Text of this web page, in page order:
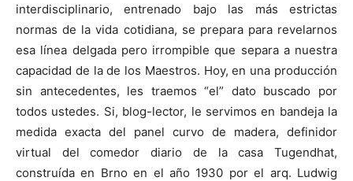
interdisciplinario, entrenado bajo las más estrictas
normas de la vida cotidiana, se prepara para revelarnos
esa línea delgada pero irrompible que separa a nuestra
capacidad de la de los Maestros. Hoy, en una producción
sin antecedentes, les traemos “el” dato buscado por
todos ustedes. Si, blog-lector, le servimos en bandeja la
medida exacta del panel curvo de madera, definidor
virtual del comedor diario de la casa Tugendhat,
construída en Brno en el año 1930 por el arq. Ludwig